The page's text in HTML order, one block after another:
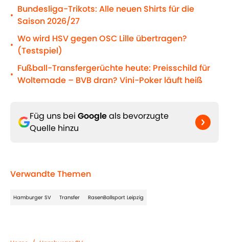
•
Bundesliga-Trikots: Alle neuen Shirts für die
Saison 2026/27
•
Wo wird HSV gegen OSC Lille übertragen?
(Testspiel)
•
Fußball-Transfergerüchte heute: Preisschild für
Woltemade – BVB dran? Vini-Poker läuft heiß
Füg uns bei Googleals bevorzugte
Quelle hinzu
Verwandte Themen
Hamburger SV Transfer RasenBallsport Leipzig